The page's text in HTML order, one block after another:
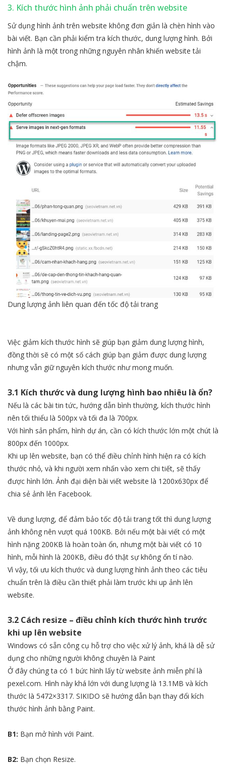
3. Kích thước hình ảnh phải chuẩn trên website
Sử dụng hình ảnh trên website không đơn giản là chèn hình vào
bài viết. Bạn cần phải kiểm tra kích thước, dung lượng hình. Bởi
hình ảnh là một trong những nguyên nhân khiến website tải
chậm.
Dung lượng ảnh liên quan đến tốc độ tải trang
Việc giảm kích thước hình sẽ giúp bạn giảm dung lượng hình,
đồng thời sẽ có một số cách giúp bạn giảm được dung lượng
nhưng vẫn giữ nguyên kích thước như mong muốn.
3.1 Kích thước và dung lượng hình bao nhiêu là ổn?
Nếu là các bài tin tức, hướng dẫn bình thường, kích thước hình
nên tối thiểu là 500px và tối đa là 700px.
Với hình sản phẩm, hình dự án, cần có kích thước lớn một chút là
800px đến 1000px.
Khi up lên website, bạn có thể điều chỉnh hình hiện ra có kích
thước nhỏ, và khi người xem nhấn vào xem chi tiết, sẽ thấy
được hình lớn. Ảnh đại diện bài viết website là 1200x630px để
chia sẻ ảnh lên Facebook.
Về dung lượng, để đảm bảo tốc độ tải trang tốt thì dung lượng
ảnh không nên vượt quá 100KB. Bởi nếu một bài viết có một
hình nặng 200KB là hoàn toàn ổn, nhưng một bài viết có 10
hình, mỗi hình là 200KB, điều đó thật sự không ổn tí nào.
Vì vậy, tối ưu kích thước và dung lượng hình ảnh theo các tiêu
chuẩn trên là điều cần thiết phải làm trước khi up ảnh lên
website.
3.2 Cách resize – điều chỉnh kích thước hình trước
khi up lên website
Windows có sẵn công cụ hỗ trợ cho việc xử lý ảnh, khá là dễ sử
dụng cho những người không chuyên là Paint
Ở đây chúng ta có 1 bức hình lấy từ website ảnh miễn phí là
pexel.com. Hình này khá lớn với dung lượng là 13.1MB và kích
thước là 5472×3317. SIKIDO sẽ hướng dẫn bạn thay đổi kích
thước hình ảnh bằng Paint.
B1: Bạn mở hình với Paint.
B2: Bạn chọn Resize.